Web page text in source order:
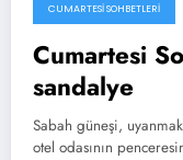
CUMARTESI SOHBETLERI
Cumartesi
sandalye
Sabah güneşi,
otel odasının